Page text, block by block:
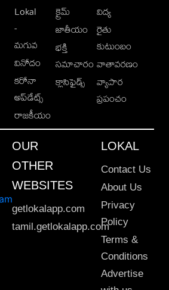
Lokal
-
మగువ
వినోదం
కరోనా
అప్‌డేట్స్
రాజకీయం
క్రైమ్
జాతీయం
భక్తి
సమాచారం
క్లాసిఫైడ్స్
విద్య
రైతు
కుటుంబం
వాతావరణం
వ్యాపార
ప్రపంచం
OUR
OTHER
WEBSITES
getlokalapp.com
tamil.getlokalapp.com
LOKAL
Contact Us
About Us
Privacy
Policy
Terms &
Conditions
Advertise